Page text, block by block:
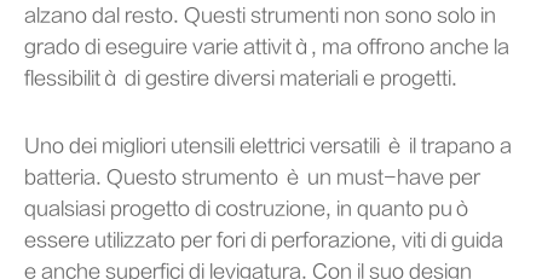
alzano dal resto. Questi strumenti non sono solo in
grado di eseguire varie attività, ma offrono anche la
flessibilità di gestire diversi materiali e progetti.
Uno dei migliori utensili elettrici versatili è il trapano a
batteria. Questo strumento è un must-have per
qualsiasi progetto di costruzione, in quanto può
essere utilizzato per fori di perforazione, viti di guida
e anche superfici di levigatura. Con il suo design